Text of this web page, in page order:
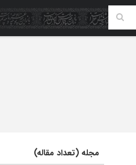
مجله (تعداد مقاله)